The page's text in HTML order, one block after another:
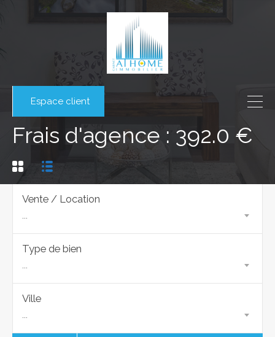
Espace client
Frais d'agence : 392.0 €
Vente / Location
...
Type de bien
...
Ville
...